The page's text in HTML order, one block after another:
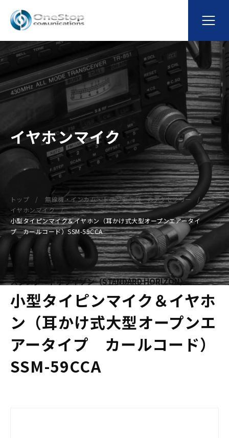
イヤホンマイク
トップ
無線機・インカム・トランシーバーのアクセサリー
イヤホンマイク
小型タイピンマイク＆イヤホン（耳かけ式大型オープンエアータイ
プ カールコード）SSM-59CCA
スタンダードホライゾン（STANDARD HORIZON）
小型タイピンマイク＆イヤホ
ン（耳かけ式大型オープンエ
アータイプ カールコード）
SSM-59CCA